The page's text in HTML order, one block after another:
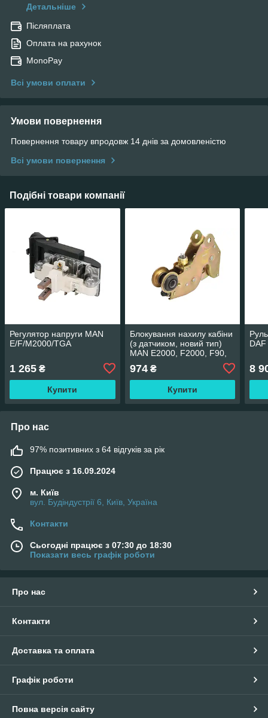
Детальніше
Післяплата
Оплата на рахунок
MonoPay
Всі умови оплати
Умови повернення
Повернення товару впродовж 14 днів за домовленістю
Всі умови повернення
Подібні товари компанії
Регулятор напруги MAN
E/F/M2000/TGA
1 265 ₴
Купити
Блокування нахилу кабіни
(з датчиком, новий тип)
MAN E2000, F2000, F90,
AKUSAN TEQ-03.122
974₴
Купити
8
Про нас
97% позитивних з 64 відгуків за рік
Працює з 16.09.2024
м. Київ
вул. Будіндустрії 6, Київ, Україна
Контакти
Сьогодні працює з 07:30 до 18:30
Показати весь графік роботи
Про нас
Контакти
Доставка та оплата
Графік роботи
Повна версія сайту